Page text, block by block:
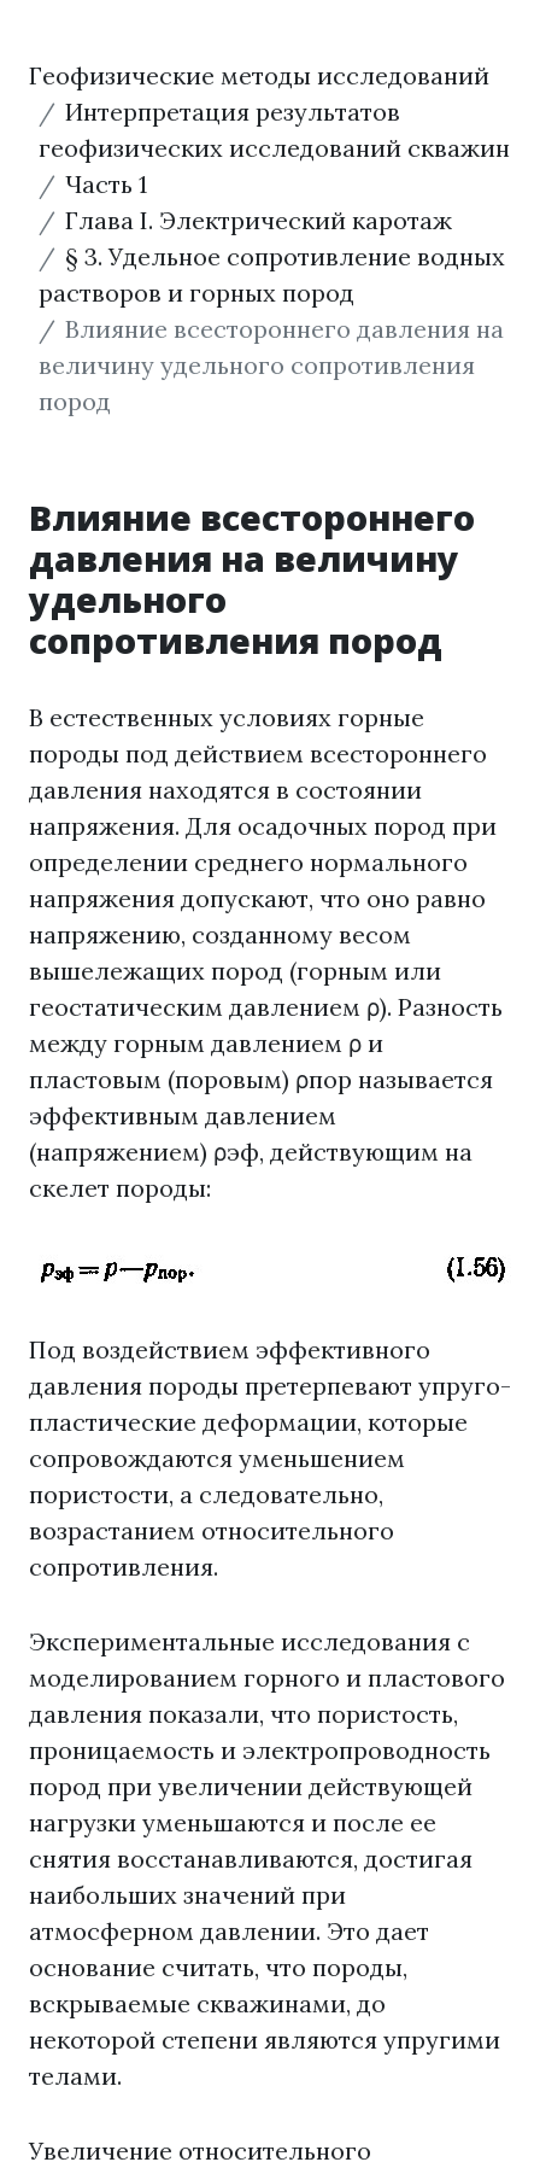
Геофизические методы исследований
Интерпретация результатов
геофизических исследований скважин
Часть 1
Глава I. Электрический каротаж
§ 3. Удельное сопротивление водных
растворов и горных пород
Влияние всестороннего давления на
величину удельного сопротивления
пород
Влияние всестороннего
давления на величину
удельного
сопротивления пород
В естественных условиях горные
породы под действием всестороннего
давления находятся в состоянии
напряжения. Для осадочных пород при
определении среднего нормального
напряжения допускают, что оно равно
напряжению, созданному весом
вышележащих пород (горным или
геостатическим давлением ρ). Разность
между горным давлением ρ и
пластовым (поровым) ρпор называется
эффективным давлением
(напряжением) ρэф, действующим на
скелет породы:
Под воздействием эффективного
давления породы претерпевают упруго-
пластические деформации, которые
сопровождаются уменьшением
пористости, а следовательно,
возрастанием относительного
сопротивления.
Экспериментальные исследования с
моделированием горного и пластового
давления показали, что пористость,
проницаемость и электропроводность
пород при увеличении действующей
нагрузки уменьшаются и после ее
снятия восстанавливаются, достигая
наибольших значений при
атмосферном давлении. Это дает
основание считать, что породы,
вскрываемые скважинами, до
некоторой степени являются упругими
телами.
Увеличение относительного